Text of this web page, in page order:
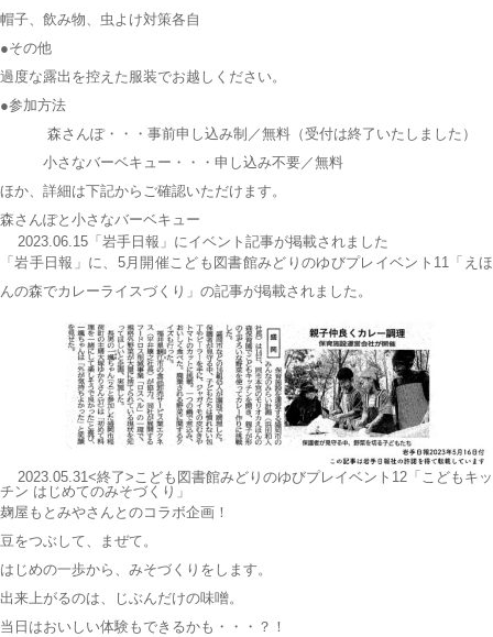
帽子、飲み物、虫よけ対策各自
●その他
過度な露出を控えた服装でお越しください。
●参加方法
森さんぽ・・・事前申し込み制／無料（受付は終了いたしました）
小さなバーベキュー・・・申し込み不要／無料
ほか、詳細は下記からご確認いただけます。
森さんぽと小さなバーベキュー
2023.06.15「岩手日報」にイベント記事が掲載されました
「岩手日報」に、5月開催こども図書館みどりのゆびプレイベント11「えほ
んの森でカレーライスづくり」の記事が掲載されました。
2023.05.31<終了>こども図書館みどりのゆびプレイベント12「こどもキッ
チン はじめてのみそづくり」
麹屋もとみやさんとのコラボ企画！
豆をつぶして、まぜて。
はじめの一歩から、みそづくりをします。
出来上がるのは、じぶんだけの味噌。
当日はおいしい体験もできるかも・・・？！